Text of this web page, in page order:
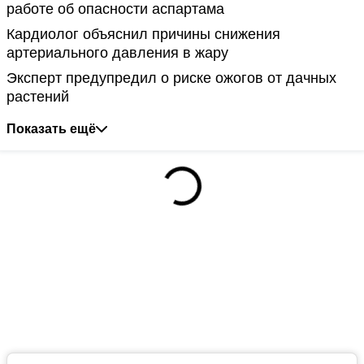
работе об опасности аспартама
Кардиолог объяснил причины снижения
артериального давления в жару
Эксперт предупредил о риске ожогов от дачных
растений
Показать ещё